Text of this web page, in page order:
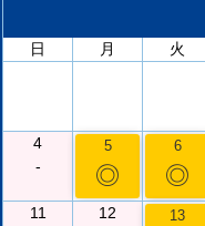
日
月 火
4
-
5
◎
6
◎
11
12
13